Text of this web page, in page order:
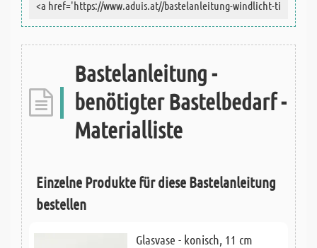
Bastelanleitung -
benötigter Bastelbedarf -
Materialliste
Einzelne Produkte für diese Bastelanleitung
bestellen
Glasvase - konisch, 11 cm